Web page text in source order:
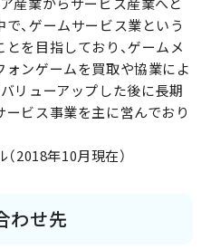
産業からサービス産業へと
、ゲームサービス業という
を目指しており、ゲームメ
ンゲームを買取や協業によ
リューアップした後に長期
ビス事業を主に営んでおり
2018年10月現在）
わせ先